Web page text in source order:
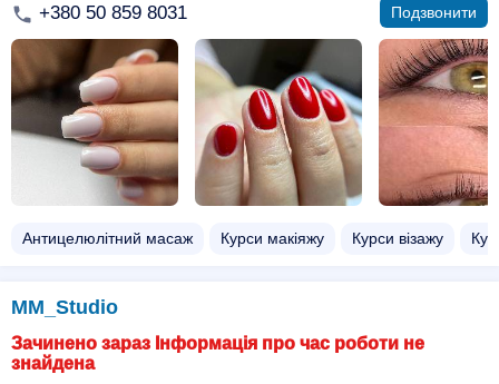
+380 50 859 8031 Подзвонити
Антицелюлітний масаж Курси макіяжу Курси візажу
MM_Studio
Зачинено зараз Інформація про час роботи не
знайдена